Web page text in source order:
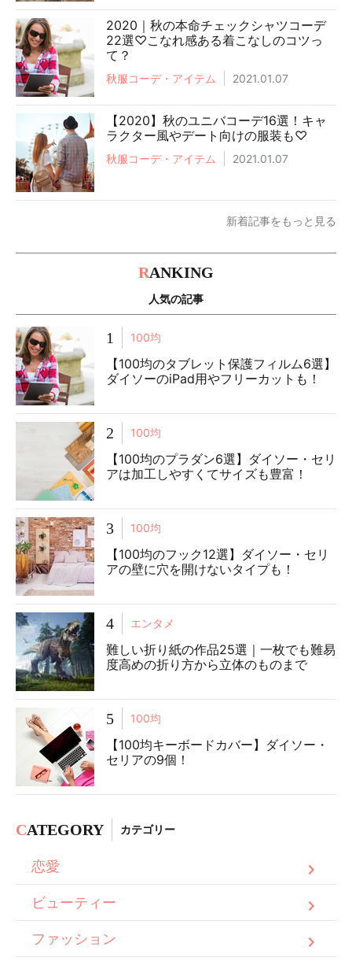
2020｜秋の本命チェックシャツコーデ
22選♡こなれ感ある着こなしのコツっ
て？
秋服コーデ・アイテム 2021.01.07
【2020】秋のユニバコーデ16選！キャ
ラクター風やデート向けの服装も♡
秋服コーデ・アイテム 2021.01.07
新着記事をもっと見る
RANKING
人気の記事
1 100均
【100均のタブレット保護フィルム6選】
ダイソーのiPad用やフリーカットも！
2 100均
【100均のプラダン6選】ダイソー・セリ
アは加工しやすくてサイズも豊富！
3 100均
【100均のフック12選】ダイソー・セリ
アの壁に穴を開けないタイプも！
4 エンタメ
難しい折り紙の作品25選｜一枚でも難易
度高めの折り方から立体のものまで
5 100均
【100均キーボードカバー】ダイソー・
セリアの9個！
CATEGORY カテゴリー
恋愛
ビューティー
ファッション